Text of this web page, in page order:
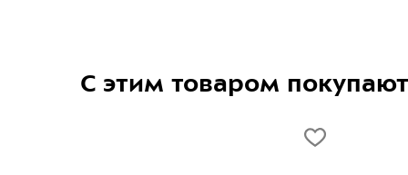
С этим товаром покупают